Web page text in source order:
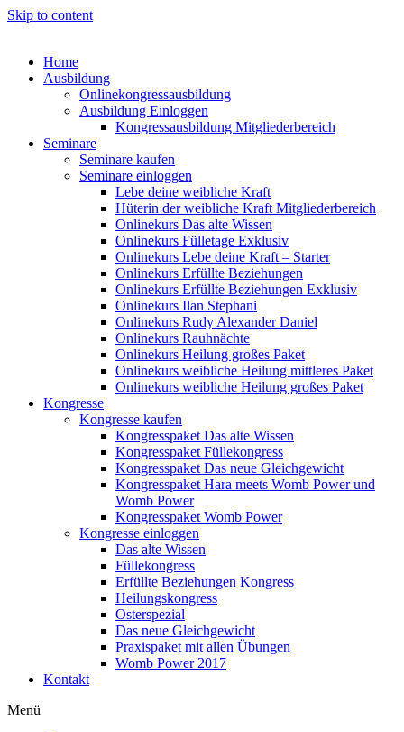
Skip to content
Home
Ausbildung
Onlinekongressausbildung
Ausbildung Einloggen
Kongressausbildung Mitgliederbereich
Seminare
Seminare kaufen
Seminare einloggen
Lebe deine weibliche Kraft
Hüterin der weibliche Kraft Mitgliederbereich
Onlinekurs Das alte Wissen
Onlinekurs Fülletage Exklusiv
Onlinekurs Lebe deine Kraft – Starter
Onlinekurs Erfüllte Beziehungen
Onlinekurs Erfüllte Beziehungen Exklusiv
Onlinekurs Ilan Stephani
Onlinekurs Rudy Alexander Daniel
Onlinekurs Rauhnächte
Onlinekurs Heilung großes Paket
Onlinekurs weibliche Heilung mittleres Paket
Onlinekurs weibliche Heilung großes Paket
Kongresse
Kongresse kaufen
Kongresspaket Das alte Wissen
Kongresspaket Füllekongress
Kongresspaket Das neue Gleichgewicht
Kongresspaket Hara meets Womb Power und
Womb Power
Kongresspaket Womb Power
Kongresse einloggen
Das alte Wissen
Füllekongress
Erfüllte Beziehungen Kongress
Heilungskongress
Osterspezial
Das neue Gleichgewicht
Praxispaket mit allen Übungen
Womb Power 2017
Kontakt
Menü